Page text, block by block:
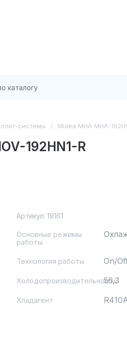
системы / Midea MHA MHA-
192HN1-R
Артикул: 19161
Основные режимы
работы
Технология работы On/
Холодопроизводительность
56,3
Хладагент